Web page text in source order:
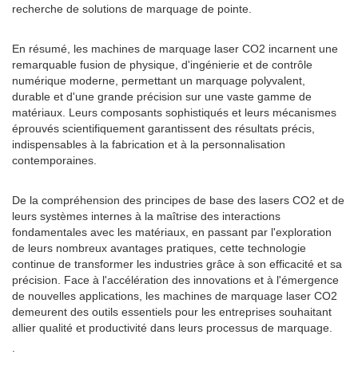
recherche de solutions de marquage de pointe.
En résumé, les machines de marquage laser CO2 incarnent une
remarquable fusion de physique, d'ingénierie et de contrôle
numérique moderne, permettant un marquage polyvalent,
durable et d'une grande précision sur une vaste gamme de
matériaux. Leurs composants sophistiqués et leurs mécanismes
éprouvés scientifiquement garantissent des résultats précis,
indispensables à la fabrication et à la personnalisation
contemporaines.
De la compréhension des principes de base des lasers CO2 et de
leurs systèmes internes à la maîtrise des interactions
fondamentales avec les matériaux, en passant par l'exploration
de leurs nombreux avantages pratiques, cette technologie
continue de transformer les industries grâce à son efficacité et sa
précision. Face à l'accélération des innovations et à l'émergence
de nouvelles applications, les machines de marquage laser CO2
demeurent des outils essentiels pour les entreprises souhaitant
allier qualité et productivité dans leurs processus de marquage.